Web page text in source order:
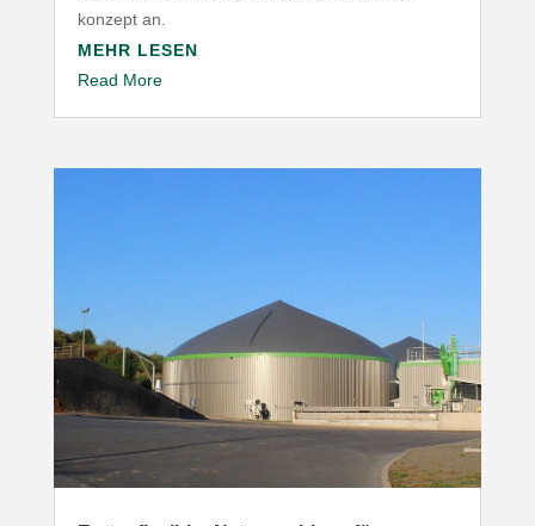
konzept an.
MEHR LESEN
Read More